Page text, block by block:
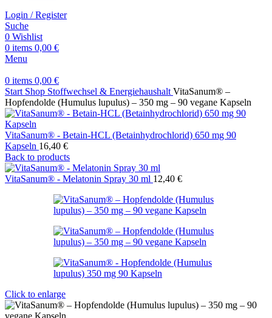
Login / Register
Suche
0 Wishlist
0 items 0,00 €
Menu
0 items 0,00 €
Start Shop Stoffwechsel & Energiehaushalt VitaSanum® –
Hopfendolde (Humulus lupulus) – 350 mg – 90 vegane Kapseln
VitaSanum® - Betain-HCL (Betainhydrochlorid) 650 mg 90
Kapseln 16,40 €
Back to products
VitaSanum® - Melatonin Spray 30 ml 12,40 €
Click to enlarge